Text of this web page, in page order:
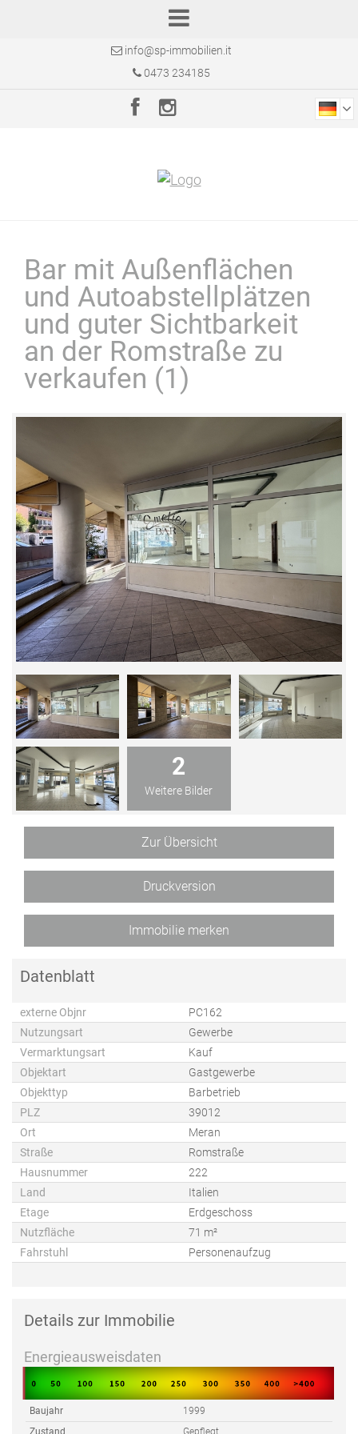
info@sp-immobilien.it
0473 234185
Bar mit Außenflächen
und Autoabstellplätzen
und guter Sichtbarkeit
an der Romstraße zu
verkaufen (1)
2
Weitere Bilder
Zur Übersicht
Druckversion
Immobilie merken
Datenblatt
externe Objnr
PC162
Nutzungsart
Gewerbe
Vermarktungsart
Kauf
Objektart
Gastgewerbe
Objekttyp
Barbetrieb
PLZ
39012
Ort
Meran
Straße
Romstraße
Hausnummer
222
Land
Italien
Etage
Erdgeschoss
Nutzfläche
71 m²
Fahrstuhl
Personenaufzug
Details zur Immobilie
Energieausweisdaten
Baujahr
1999